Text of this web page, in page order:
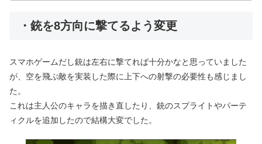
・銃を8方向に撃てるよう変更
スマホゲームだし銃は左右に撃てれば十分かなと思っていました
が、空を飛ぶ敵を実装した際に上下への射撃の必要性も感じまし
た。
これは主人公のキャラを描き直したり、銃のスプライトやパーテ
ィクルを追加したので結構大変でした。